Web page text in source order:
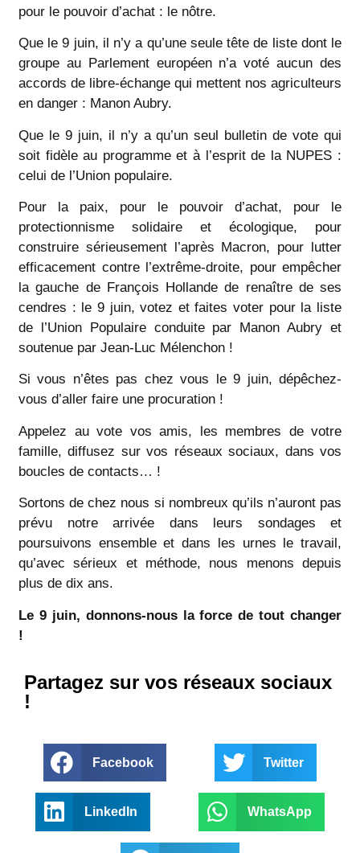
pour le pouvoir d’achat : le nôtre.
Que le 9 juin, il n’y a qu’une seule tête de liste dont le
groupe au Parlement européen n’a voté aucun des
accords de libre-échange qui mettent nos agriculteurs
en danger : Manon Aubry.
Que le 9 juin, il n’y a qu’un seul bulletin de vote qui
soit fidèle au programme et à l’esprit de la NUPES :
celui de l’Union populaire.
Pour la paix, pour le pouvoir d’achat, pour le
protectionnisme solidaire et écologique, pour
construire sérieusement l’après Macron, pour lutter
efficacement contre l’extrême-droite, pour empêcher
la gauche de François Hollande de renaître de ses
cendres : le 9 juin, votez et faites voter pour la liste
de l’Union Populaire conduite par Manon Aubry et
soutenue par Jean-Luc Mélenchon !
Si vous n’êtes pas chez vous le 9 juin, dépêchez-
vous d’aller faire une procuration !
Appelez au vote vos amis, les membres de votre
famille, diffusez sur vos réseaux sociaux, dans vos
boucles de contacts… !
Sortons de chez nous si nombreux qu’ils n’auront pas
prévu notre arrivée dans leurs sondages et
poursuivons ensemble et dans les urnes le travail,
qu’avec sérieux et méthode, nous menons depuis
plus de dix ans.
Le 9 juin, donnons-nous la force de tout changer
!
Partagez sur vos réseaux sociaux
!
Facebook Twitter
LinkedIn WhatsApp